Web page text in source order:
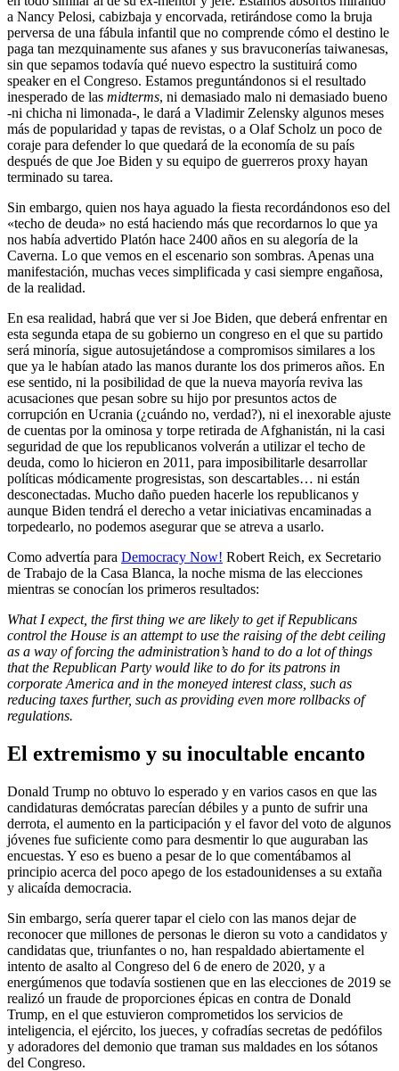
a Nancy Pelosi, cabizbaja y encorvada, retirándose como la bruja
perversa de una fábula infantil que no comprende cómo el destino le
paga tan mezquinamente sus afanes y sus bravuconerías taiwanesas,
sin que sepamos todavía qué nuevo espectro la sustituirá como
speaker en el Congreso. Estamos preguntándonos si el resultado
inesperado de las midterms, ni demasiado malo ni demasiado bueno
-ni chicha ni limonada-, le dará a Vladimir Zelensky algunos meses
más de popularidad y tapas de revistas, o a Olaf Scholz un poco de
coraje para defender lo que quedará de la economía de su país
después de que Joe Biden y su equipo de guerreros proxy hayan
terminado su tarea.
Sin embargo, quien nos haya aguado la fiesta recordándonos eso del
«techo de deuda» no está haciendo más que recordarnos lo que ya
nos había advertido Platón hace 2400 años en su alegoría de la
Caverna. Lo que vemos en el escenario son sombras. Apenas una
manifestación, muchas veces simplificada y casi siempre engañosa,
de la realidad.
En esa realidad, habrá que ver si Joe Biden, que deberá enfrentar en
esta segunda etapa de su gobierno un congreso en el que su partido
será minoría, sigue autosujetándose a compromisos similares a los
que ya le habían atado las manos durante los dos primeros años. En
ese sentido, ni la posibilidad de que la nueva mayoría reviva las
acusaciones que pesan sobre su hijo por presuntos actos de
corrupción en Ucrania (¿cuándo no, verdad?), ni el inexorable ajuste
de cuentas por la ominosa y torpe retirada de Afghanistán, ni la casi
seguridad de que los republicanos volverán a utilizar el techo de
deuda, como lo hicieron en 2011, para imposibilitarle desarrollar
políticas módicamente progresistas, son descartables… ni están
desconectadas. Mucho daño pueden hacerle los republicanos y
aunque Biden tendrá el derecho a vetar iniciativas encaminadas a
torpedearlo, no podemos asegurar que se atreva a usarlo.
Como advertía para Democracy Now! Robert Reich, ex Secretario
de Trabajo de la Casa Blanca, la noche misma de las elecciones
mientras se conocían los primeros resultados:
What I expect, the first thing we are likely to get if Republicans
control the House is an attempt to use the raising of the debt ceiling
as a way of forcing the administration’s hand to do a lot of things
that the Republican Party would like to do for its patrons in
corporate America and in the moneyed interest class, such as
reducing taxes further, such as providing even more rollbacks of
regulations.
El extremismo y su inocultable encanto
Donald Trump no obtuvo lo esperado y en varios casos en que las
candidaturas demócratas parecían débiles y a punto de sufrir una
derrota, el aumento en la participación y el favor del voto de algunos
jóvenes fue suficiente como para desmentir lo que auguraban las
encuestas. Y eso es bueno a pesar de lo que comentábamos al
principio acerca del poco apego de los estadounidenses a su extaña
y alicaída democracia.
Sin embargo, sería querer tapar el cielo con las manos dejar de
reconocer que millones de personas le dieron su voto a candidatos y
candidatas que, triunfantes o no, han respaldado abiertamente el
intento de asalto al Congreso del 6 de enero de 2020, y a
energúmenos que todavía sostienen que en las elecciones de 2019 se
realizó un fraude de proporciones épicas en contra de Donald
Trump, en el que estuvieron comprometidos los servicios de
inteligencia, el ejército, los jueces, y cofradías secretas de pedófilos
y adoradores del demonio que traman sus maldades en los sótanos
del Congreso.